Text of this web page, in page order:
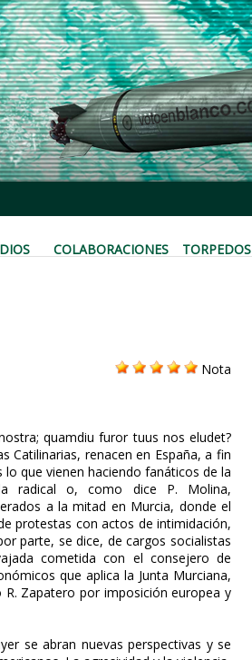
COLABORACIONES TORPEDOS
Nota
quamdiu furor tuus nos eludet?
Catilinarias, renacen en España, a fin
que vienen haciendo fanáticos de la
radical o, como dice P. Molina,
a la mitad en Murcia, donde el
protestas con actos de intimidación,
parte, se dice, de cargos socialistas
cometida con el consejero de
que aplica la Junta Murciana,
Zapatero por imposición europea y
se abran nuevas perspectivas y se